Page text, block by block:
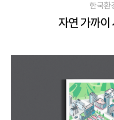
한국환
자연 가까이